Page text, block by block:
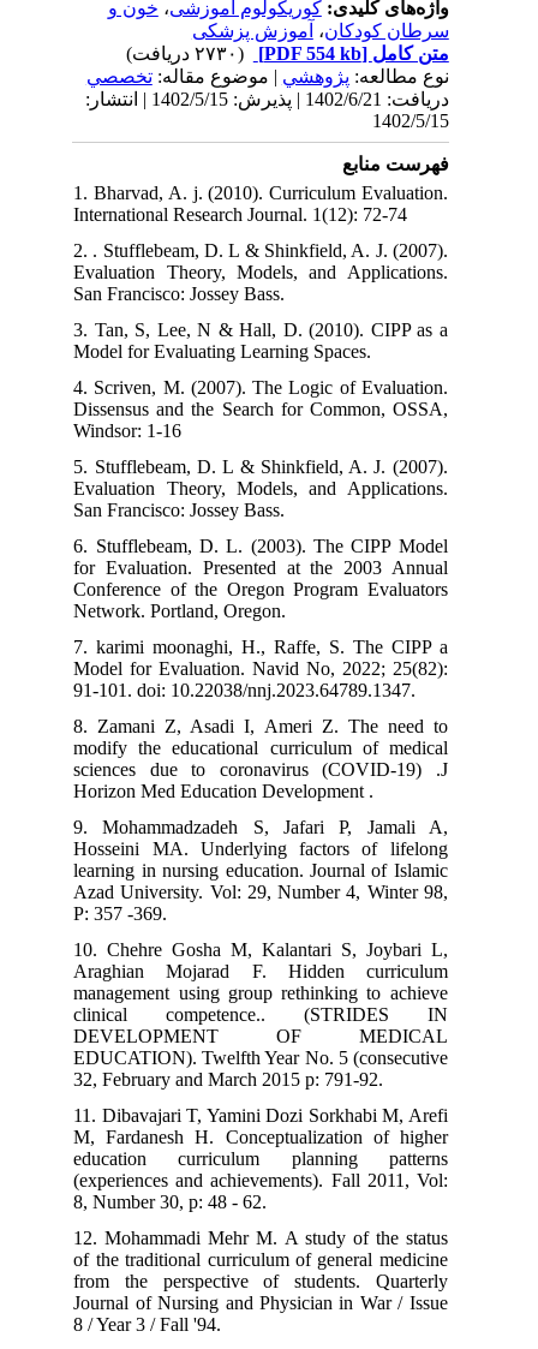
واژه‌های کلیدی:کوریکولوم آموزشی،خون و
سرطان کودکان،آموزش پزشکی
متن کامل[PDF 554 kb]
نوع مطالعه:پژوهشي| موضوع مقاله:تخصصي
دریافت: 1402/6/21 | پذیرش: 1402/5/15 | انتشار:
1402/5/15
فهرست منابع
1. Bharvad, A. j. (2010). Curriculum Evaluation.
International Research Journal. 1(12): 72-74
2. . Stufflebeam, D. L & Shinkfield, A. J. (2007).
Evaluation Theory, Models, and Applications.
San Francisco: Jossey Bass.
3. Tan, S, Lee, N & Hall, D. (2010). CIPP as a
Model for Evaluating Learning Spaces.
4. Scriven, M. (2007). The Logic of Evaluation.
Dissensus and the Search for Common, OSSA,
Windsor: 1-16
5. Stufflebeam, D. L & Shinkfield, A. J. (2007).
Evaluation Theory, Models, and Applications.
San Francisco: Jossey Bass.
6. Stufflebeam, D. L. (2003). The CIPP Model
for Evaluation. Presented at the 2003 Annual
Conference of the Oregon Program Evaluators
Network. Portland, Oregon.
7. karimi moonaghi, H., Raffe, S. The CIPP a
Model for Evaluation. Navid No, 2022; 25(82):
91-101. doi: 10.22038/nnj.2023.64789.1347.
8. Zamani Z, Asadi I, Ameri Z. The need to
modify the educational curriculum of medical
sciences due to coronavirus (COVID-19) .J
Horizon Med Education Development .
9. Mohammadzadeh S, Jafari P, Jamali A,
Hosseini MA. Underlying factors of lifelong
learning in nursing education. Journal of Islamic
Azad University. Vol: 29, Number 4, Winter 98,
P: 357 -369.
10. Chehre Gosha M, Kalantari S, Joybari L,
Araghian Mojarad F. Hidden curriculum
management using group rethinking to achieve
clinical competence.. (STRIDES IN
DEVELOPMENT OF MEDICAL
EDUCATION). Twelfth Year No. 5 (consecutive
32, February and March 2015 p: 791-92.
11. Dibavajari T, Yamini Dozi Sorkhabi M, Arefi
M, Fardanesh H. Conceptualization of higher
education curriculum planning patterns
(experiences and achievements). Fall 2011, Vol:
8, Number 30, p: 48 - 62.
12. Mohammadi Mehr M. A study of the status
of the traditional curriculum of general medicine
from the perspective of students. Quarterly
Journal of Nursing and Physician in War / Issue
8 / Year 3 / Fall '94.